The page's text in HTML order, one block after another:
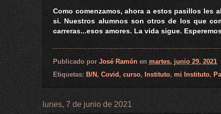
Como comenzamos, ahora a estos pasillos les
si. Nuestros alumnos son otros de los que
carreras...esos amores. La vida sigue.
Publicado por José Ramón en martes, junio 29, 2021
Etiquetas: B/N , Covid , curso, Instituto, mi Instituto,
lunes, 7 de junio de 2021